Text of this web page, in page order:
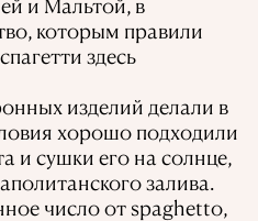
и Мальтой, в
которым правили
здесь
изделий делали в
хорошо подходили
и сушки его на солнце,
залива.
число от spaghetto,